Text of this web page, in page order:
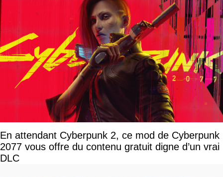
En attendant Cyberpunk 2, ce mod de Cyberpunk
2077 vous offre du contenu gratuit digne d’un vrai
DLC